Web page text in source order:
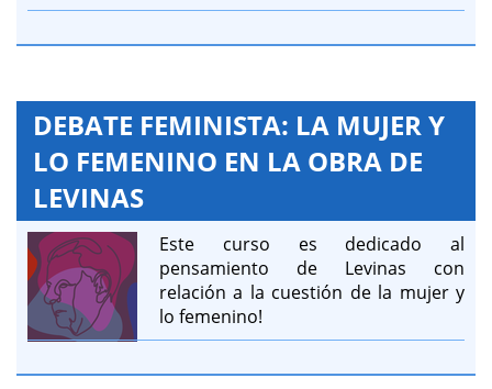
DEBATE FEMINISTA: LA MUJER Y
LO FEMENINO EN LA OBRA DE
LEVINAS
Este curso es dedicado al
pensamiento de Levinas con
relación a la cuestión de la mujer y
lo femenino!